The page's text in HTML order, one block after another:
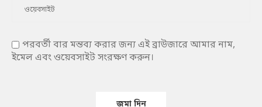
পরবর্তী বার মন্তব্য করার জন্য এই ব্রাউজারে আমার নাম,
ইমেল এবং ওয়েবসাইট সংরক্ষণ করুন।